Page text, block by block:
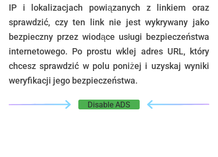
IP i lokalizacjach powiązanych z linkiem oraz
sprawdzić, czy ten link nie jest wykrywany jako
bezpieczny przez wiodące usługi bezpieczeństwa
internetowego. Po prostu wklej adres URL, który
chcesz sprawdzić w polu poniżej i uzyskaj wyniki
weryfikacji jego bezpieczeństwa.
Disable ADS